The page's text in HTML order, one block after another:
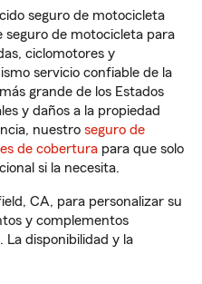
seguro de motocicleta
seguro de motocicleta para
ciclomotores y
servicio confiable de la
más grande de los Estados
y daños a la propiedad
nuestro seguro de
de cobertura para que solo
si la necesita.
CA, para personalizar su
y complementos
La disponibilidad y la